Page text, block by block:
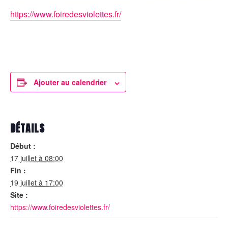
https://www.foiredesviolettes.fr/
Ajouter au calendrier
DÉTAILS
Début :
17 juillet à 08:00
Fin :
19 juillet à 17:00
Site :
https://www.foiredesviolettes.fr/